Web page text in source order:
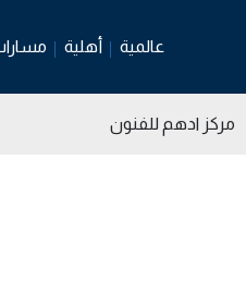
عالمية أهلية
مركز ادهم للفنون